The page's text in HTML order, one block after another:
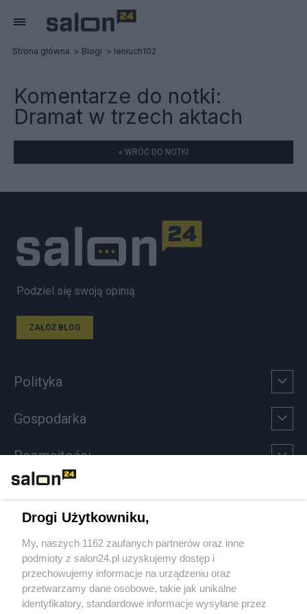
Strona główna Blogi leniuch102
Komentarze do notki:
Dramat w trzech aktach
« WRÓĆ DO NOTKI
Podziel się swoją opinią
ZAŁÓŻ BLOG
Polityka
Gospodarka
Rozmaitości
Sport
Społeczeństwo
Kultura
Drogi Użytkowniku,
My, naszych 1162 zaufanych partnerów oraz inne
podmioty z salon24.pl uzyskujemy dostęp i
przechowujemy informacje na urządzeniu oraz
przetwarzamy dane osobowe, takie jak unikalne
identyfikatory, standardowe informacje wysyłane przez